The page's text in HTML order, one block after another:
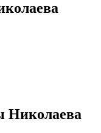
Николаева